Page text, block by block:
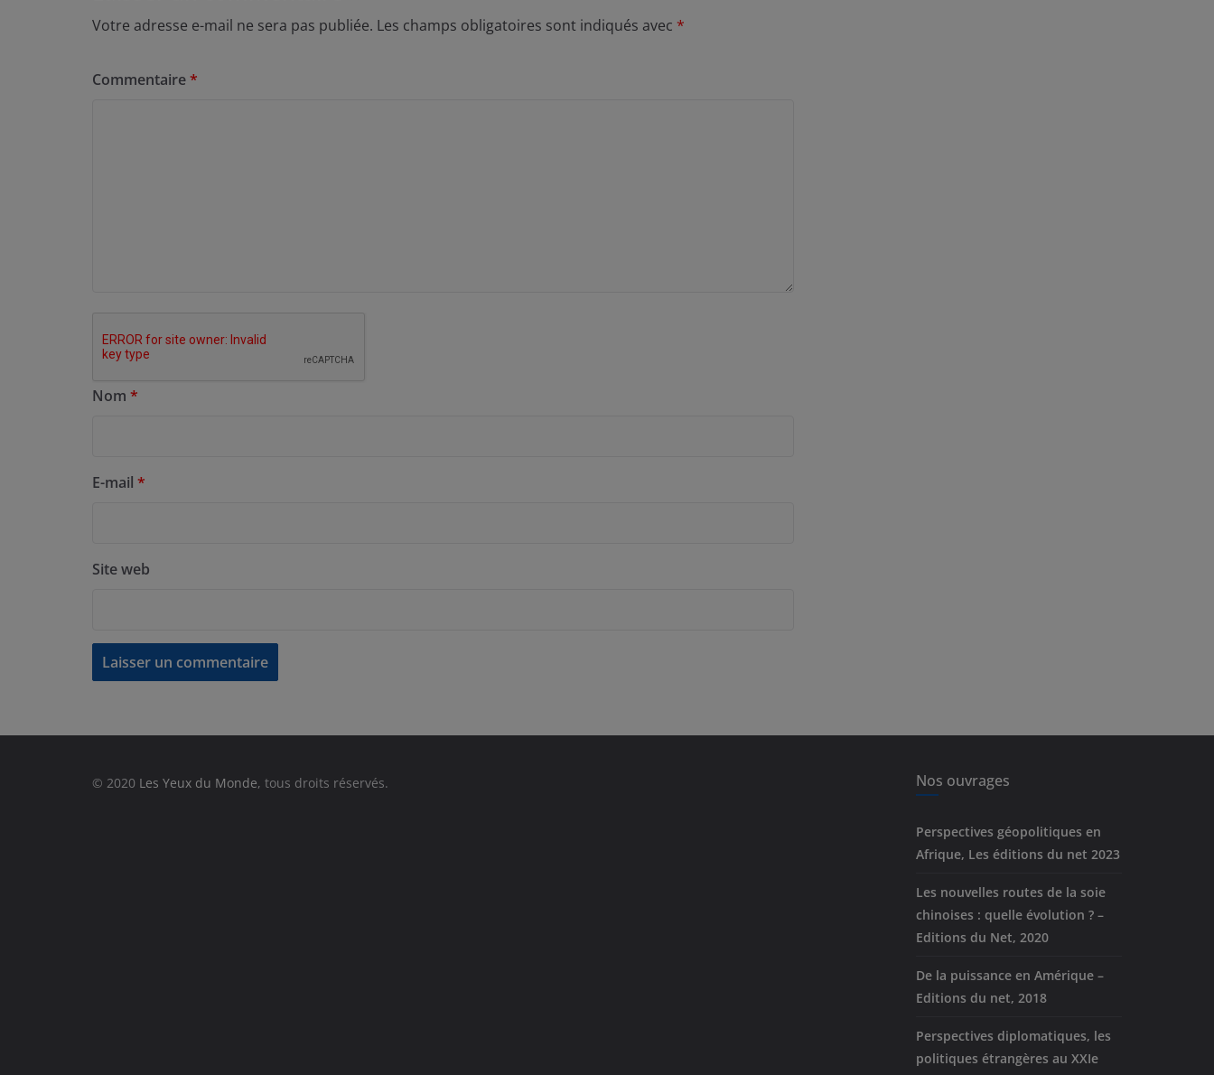
Votre adresse e-mail ne sera pas publiée. Les champs obligatoires sont indiqués avec *
Commentaire*
Nom *
E-mail *
Site web
© 2020 Les Yeux du Monde, tous droits réservés. Nos ouvrages
Perspectives géopolitiques en
Afrique, Les éditions du net 2023
Les nouvelles routes de la soie
chinoises : quelle évolution ? –
Editions du Net, 2020
De la puissance en Amérique –
Editions du net, 2018
Perspectives diplomatiques, les
politiques étrangères au XXIe